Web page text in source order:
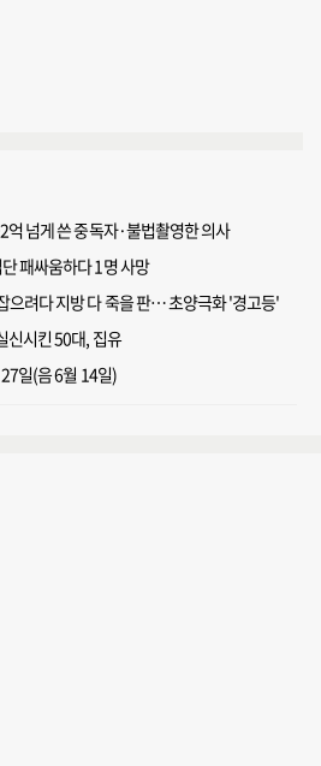
넘게 쓴 중독자·불법촬영한 의사
패싸움하다 1명 사망
으려다 지방 다 죽을 판… 초양극화 '경고등'
신시킨 50대, 집유
일(음 6월 14일)